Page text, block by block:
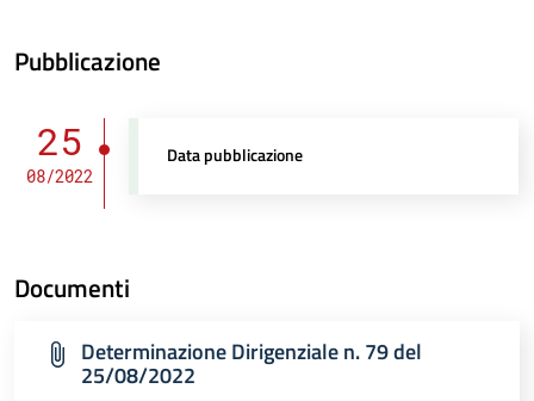
Pubblicazione
25
08/2022
Data pubblicazione
Documenti
Determinazione Dirigenziale n. 79 del
25/08/2022